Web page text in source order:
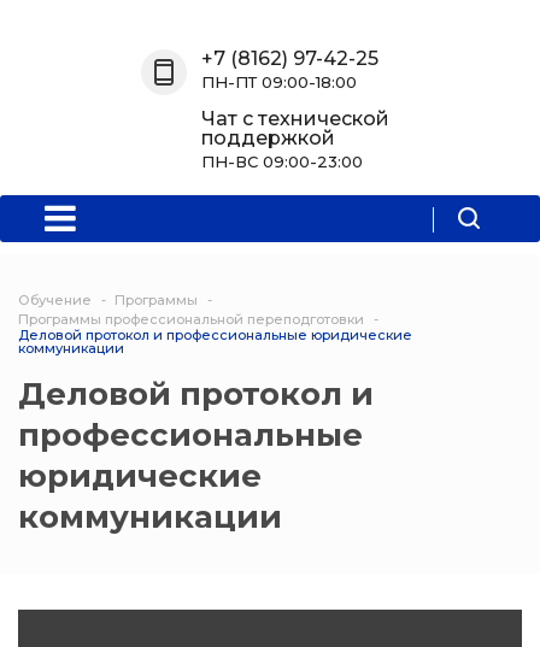
колледж
Мероприятия
Информация
+7 (8162) 97-42-25
ПН-ПТ 09:00-18:00
Чат с технической
поддержкой
ПН-ВС 09:00-23:00
Обучение
Программы
Программы профессиональной переподготовки
Деловой протокол и профессиональные юридические
коммуникации
Деловой протокол и
профессиональные
юридические
коммуникации